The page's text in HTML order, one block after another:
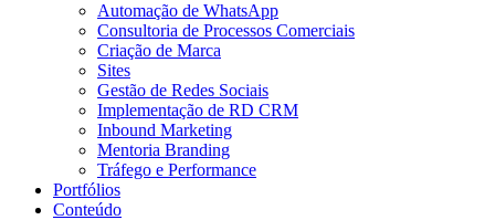
Automação de WhatsApp
Consultoria de Processos Comerciais
Criação de Marca
Sites
Gestão de Redes Sociais
Implementação de RD CRM
Inbound Marketing
Mentoria Branding
Tráfego e Performance
Portfólios
Conteúdo